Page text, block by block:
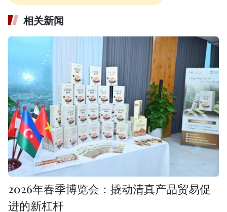
相关新闻
2026年春季博览会：撬动清真产品贸易促
进的新杠杆